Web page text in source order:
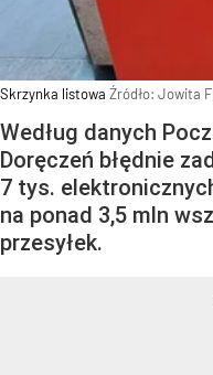
Skrzynka listowa Źródło: Jowita
Według danych
Doręczeń błędnie
7 tys.
na ponad 3,5 mln
przesyłek.